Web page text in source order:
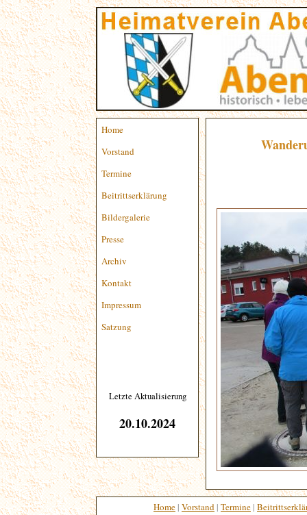
Home
Vorstand
Termine
Beitrittserklärung
Bildergalerie
Presse
Archiv
Kontakt
Impressum
Satzung
Letzte Aktualisierung
20.10.2024
Home | Vorstand | Termine |